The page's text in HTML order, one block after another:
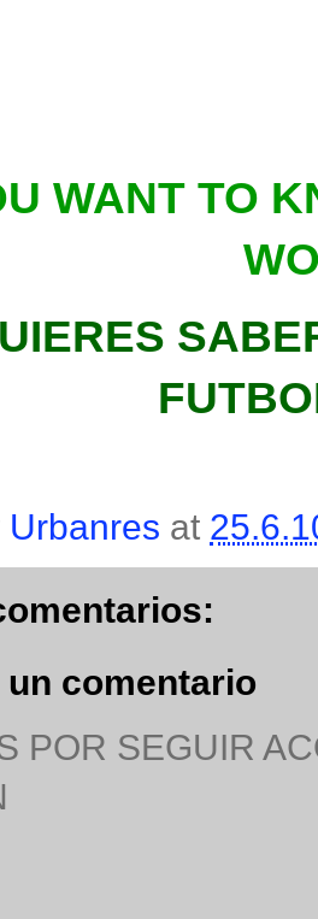
WANT TO
Urbanres at
comentario
POR SEGUIR